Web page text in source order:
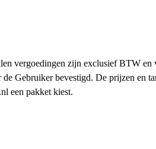
vergoedingen zijn exclusief BTW en
Gebruiker bevestigd. De prijzen en
een pakket kiest.